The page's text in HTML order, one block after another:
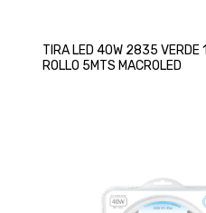
TIRA LED 40W 2835 VERDE
ROLLO 5MTS MACROLED